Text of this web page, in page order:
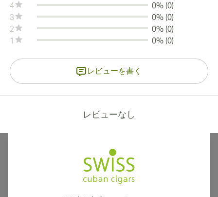
4
0% (0)
3
0% (0)
2
0% (0)
1
0% (0)
レビューを書く
レビューなし